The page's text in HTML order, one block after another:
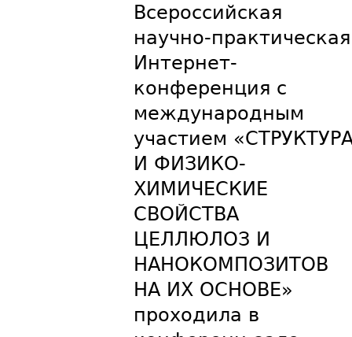
Всероссийская
научно-практическая
Интернет-
конференция с
международным
участием
И ФИЗИКО-
ХИМИЧЕСКИЕ
СВОЙСТВА
ЦЕЛЛЮЛОЗ И
НАНОКОМПОЗИТОВ
НА ИХ ОСНОВЕ»
проходила в